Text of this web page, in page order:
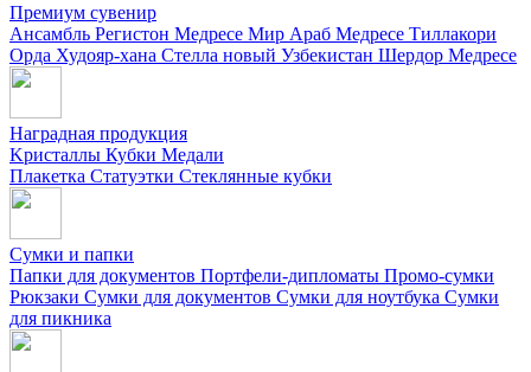
Премиум сувенир
Ансамбль Регистон Медресе Мир Араб Медресе Тиллакори
Орда Худояр-хана Стелла новый Узбекистан Шердор Медресе
Наградная продукция
Kристаллы Кубки Медали
Плакетка Статуэтки Стеклянные кубки
Сумки и папки
Папки для документов Портфели-дипломаты Промо-сумки
Рюкзаки Сумки для документов Сумки для ноутбука Сумки
для пикника